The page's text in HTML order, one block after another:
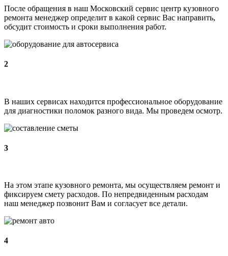
После обращения в наш Московский сервис центр кузовного
ремонта менеджер определит в какой сервис Вас направить,
обсудит стоимость и сроки выполнения работ.
2
В наших сервисах находится профессиональное оборудование
для диагностики поломок разного вида. Мы проведем осмотр.
3
На этом этапе кузовного ремонта, мы осуществляем ремонт и
фиксируем смету расходов. По непредвиденным расходам
наш менеджер позвонит Вам и согласует все детали.
4